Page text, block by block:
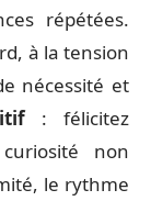
répétées.
à la tension
nécessité et
: félicitez
non
le rythme